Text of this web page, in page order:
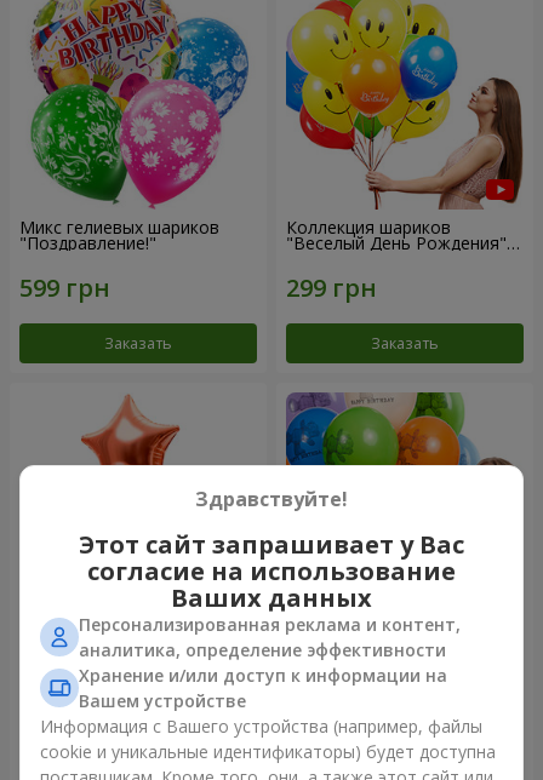
Микс гелиевых шариков
"Поздравление!"
Заказать
Коллекция шариков
"Веселый День Рождения" -
Заказать
Фонтан шаров “Мир чудес”
Заказать
Коллекция шариков "День
рождения" (с Тедди)
Заказать
Здравствуйте!
Этот сайт запрашивает у Вас
согласие на использование
Ваших данных
Персонализированная реклама и контент,
аналитика, определение эффективности
Хранение и/или доступ к информации на
Вашем устройстве
Информация с Вашего устройства (например, файлы
cookie и уникальные идентификаторы) будет доступна